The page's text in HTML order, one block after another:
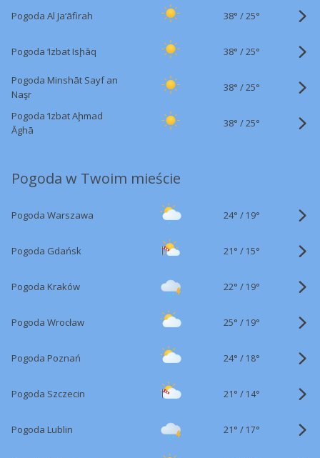
Pogoda Al Ja‘āfirah 38° /25°
Pogoda ‘Izbat Isḩāq 38° /25°
Pogoda Minshāt Sayf an
Naşr
38° /25°
Pogoda ‘Izbat Aḩmad
Āghā
38° /25°
Pogoda w Twoim mieście
Pogoda Warszawa 24° / 19°
Pogoda Gdańsk 21° / 15°
Pogoda Kraków 22° / 19°
Pogoda Wrocław 25° / 19°
Pogoda Poznań 24° / 18°
Pogoda Szczecin 21° / 14°
Pogoda Lublin 21° / 17°